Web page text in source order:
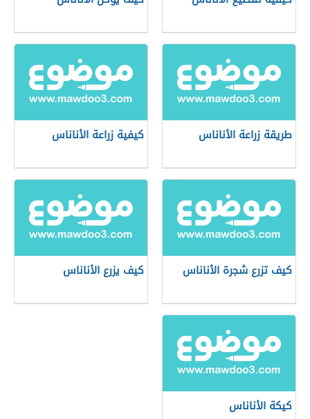
طريقة زراعة الأناناس كيفية زراعة الأناناس
كيف تزرع شجرة الأناناس كيف يزرع الأناناس
كيكة الأناناس